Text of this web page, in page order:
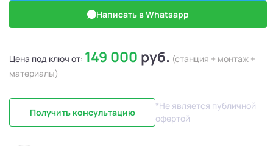
Написать в Whatsapp
Цена под ключ от: 149 000 руб. (станция + монтаж +
материалы)
Получить консультацию
*Не является публичной
офертой